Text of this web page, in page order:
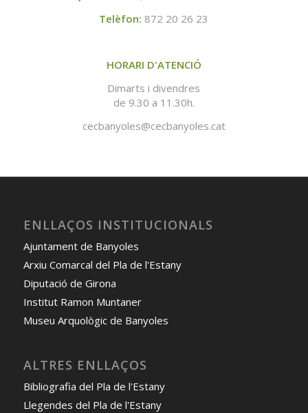
Telèfon: 872 20 26 23
HORARI D'ATENCIÓ
Dimarts i divendres
de 9.30 a 11.30h.
cecbanyoles@cecbanyoles.cat
ENLLAÇOS INSTITUCIONALS
Ajuntament de Banyoles
Arxiu Comarcal del Pla de l'Estany
Diputació de Girona
Institut Ramon Muntaner
Museu Arquològic de Banyoles
ALTRES ENLLAÇOS
Bibliografia del Pla de l'Estany
Llegendes del Pla de l'Estany